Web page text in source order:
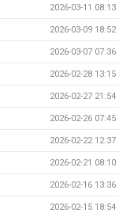
2026-03-11 08:13
2026-03-09 18:52
2026-03-07 07:36
2026-02-28 13:15
2026-02-27 21:54
2026-02-26 07:45
2026-02-22 12:37
2026-02-21 08:10
2026-02-16 13:36
2026-02-15 18:54